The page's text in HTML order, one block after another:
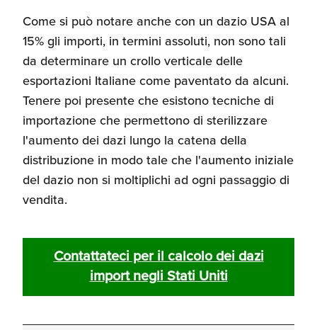
Come si può notare anche con un dazio USA al
15% gli importi, in termini assoluti, non sono tali
da determinare un crollo verticale delle
esportazioni Italiane come paventato da alcuni.
Tenere poi presente che esistono tecniche di
importazione che permettono di sterilizzare
l'aumento dei dazi lungo la catena della
distribuzione in modo tale che l'aumento iniziale
del dazio non si moltiplichi ad ogni passaggio di
vendita.
Contattateci per il calcolo dei dazi
import negli Stati Uniti